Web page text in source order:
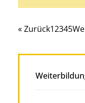
« Zurück12345